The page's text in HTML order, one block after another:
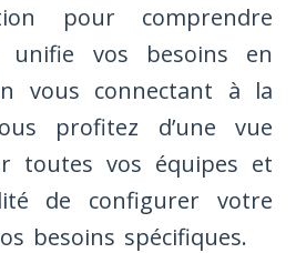
pour comprendre
unifie vos besoins en
vous connectant à la
profitez d’une vue
toutes vos équipes et
de configurer votre
besoins spécifiques.